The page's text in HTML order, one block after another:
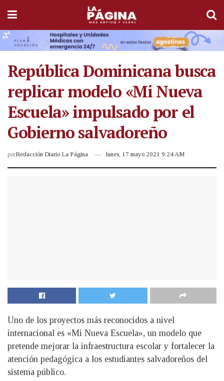
República Dominicana busca
replicar modelo «Mi Nueva
Escuela» impulsado por el
Gobierno salvadoreño
porRedacción Diario La Página lunes, 17 mayo 2021 9:24 AM
Uno de los proyectos más reconocidos a nivel
internacional es «Mi Nueva Escuela», un modelo que
pretende mejorar la infraestructura escolar y fortalecer la
atención pedagógica a los estudiantes salvadoreños del
sistema público.